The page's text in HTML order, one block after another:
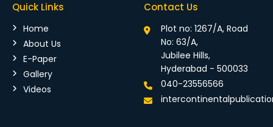
Quick Links
Home
About Us
E-Paper
Gallery
Videos
Contact Us
Plot no: 1267/A, Road
No: 63/A,
Jubilee Hills,
Hyderabad - 500033
040-23556566